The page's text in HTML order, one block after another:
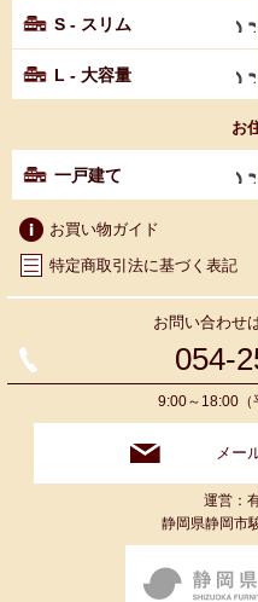
S - スリム
L - 大容量
お
一戸建て
お買い物ガイド
特定商取引法に基づく表記
お問い合わせ
054-
9:00～18:00
メー
運営：
静岡県静岡市